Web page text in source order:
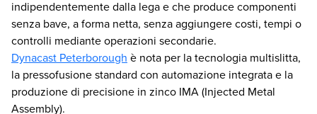
indipendentemente dalla lega e che produce componenti
senza bave, a forma netta, senza aggiungere costi, tempi o
controlli mediante operazioni secondarie.
Dynacast Peterborough è nota per la tecnologia multislitta,
la pressofusione standard con automazione integrata e la
produzione di precisione in zinco IMA (Injected Metal
Assembly).